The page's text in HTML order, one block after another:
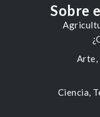
Arte,
Ciencia,
Sobre